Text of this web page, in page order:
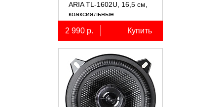
ARIA TL-1602U, 16,5 см,
коаксиальные
двухполосные, 2 шт.
2 990 р. Купить